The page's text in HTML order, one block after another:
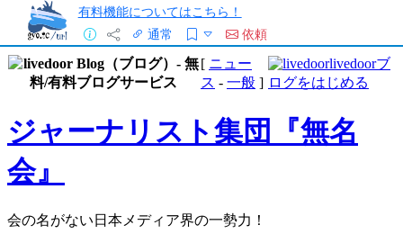
有料機能についてはこちら！
通常
依頼